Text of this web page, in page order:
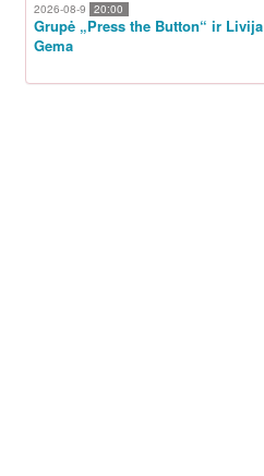
2026-08-9 20:00
Grupė „Press the Button“ ir Livija
Gema